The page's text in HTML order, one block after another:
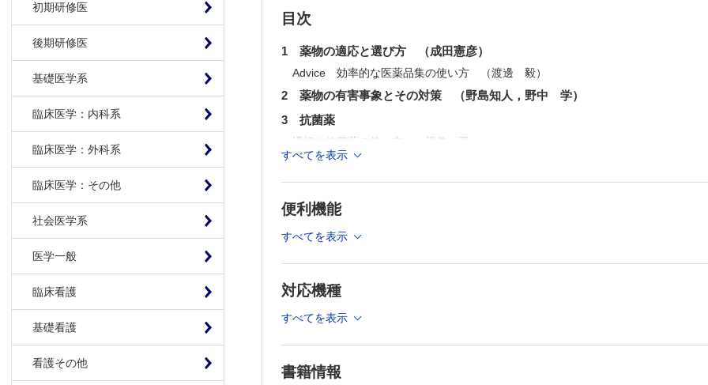
初期研修医
後期研修医
基礎医学系
臨床医学：内科系
臨床医学：外科系
臨床医学：その他
社会医学系
医学一般
臨床看護
基礎看護
看護その他
10 抗ヒスタミン薬とアレルギー薬
実際の使い方，薬物相互作用 （岡野光博，金井健吾，岡
Topics 効果がないときは増量か変更か （後藤 穣）
Advice 妊婦への使い方 （尾野里奈）
12 抗めまい薬
目次
1 薬物の適応と選び方 （成田憲彦）
Advice 効率的な医薬品集の使い方 （渡邊 毅）
2 薬物の有害事象とその対策 （野島知人，野中 学）
3 抗菌薬
適切な抗菌薬の使い方 （酒巻一平）
耳鼻咽喉科疾患の細菌感染の動向 （河野正充，保富宗城）
耳鼻咽喉科疾患の実際例－成人 （杉田 玄）
耳鼻咽喉科疾患の実際例－乳幼児 （伊藤真人）
耳鼻咽喉科疾患の実際例－妊婦 （玉村千代）
Topics 耳鼻咽喉科領域における2010 年以降の薬剤耐性菌の動向 （中川一路）
Pitfall クリンダマイシンの効果的な使い方 （林 達哉）
Pitfall マクロライド少量長期療法 （中丸裕爾）
Pitfall カルボシステインの有効性 （神前英明）
4 抗ウイルス薬
抗ウイルス薬の使い方 （羽藤直人）
すべてを表示
便利機能
すべてを表示
対応機種
すべてを表示
書籍情報